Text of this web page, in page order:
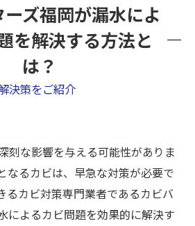
ズ福岡が漏水によ
を解決する方法と
は？
決策をご紹介
刻な影響を与える可能性がありま
なるカビは、早急な対策が必要で
るカビ対策専門業者であるカビバ
によるカビ問題を効果的に解決す